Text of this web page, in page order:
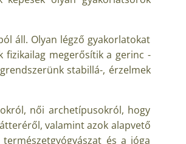
áll. Olyan légző gyakorlatokat
fizikailag megerősítik a gerinc -
stabillá-, érzelmek
női archetípusokról, hogy
valamint azok alapvető
és a jóga